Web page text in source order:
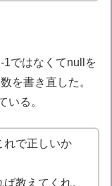
1ではなくてnullを
を書き直した。
いる。
れで正しいか
教えてくれ。